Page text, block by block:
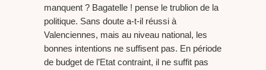
manquent ? Bagatelle ! pense le trublion de la
politique. Sans doute a-t-il réussi à
Valenciennes, mais au niveau national, les
bonnes intentions ne suffisent pas. En période
de budget de l’Etat contraint, il ne suffit pas